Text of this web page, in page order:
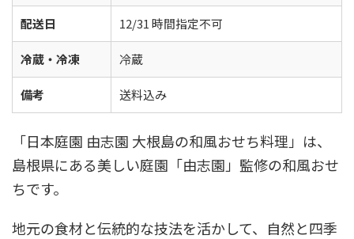
配送日 12/31 時間指定不可
冷蔵・冷凍 冷蔵
備考 送料込み
「日本庭園 由志園 大根島の和風おせち料理」は、
島根県にある美しい庭園「由志園」監修の和風おせ
ちです。
地元の食材と伝統的な技法を活かして、自然と四季